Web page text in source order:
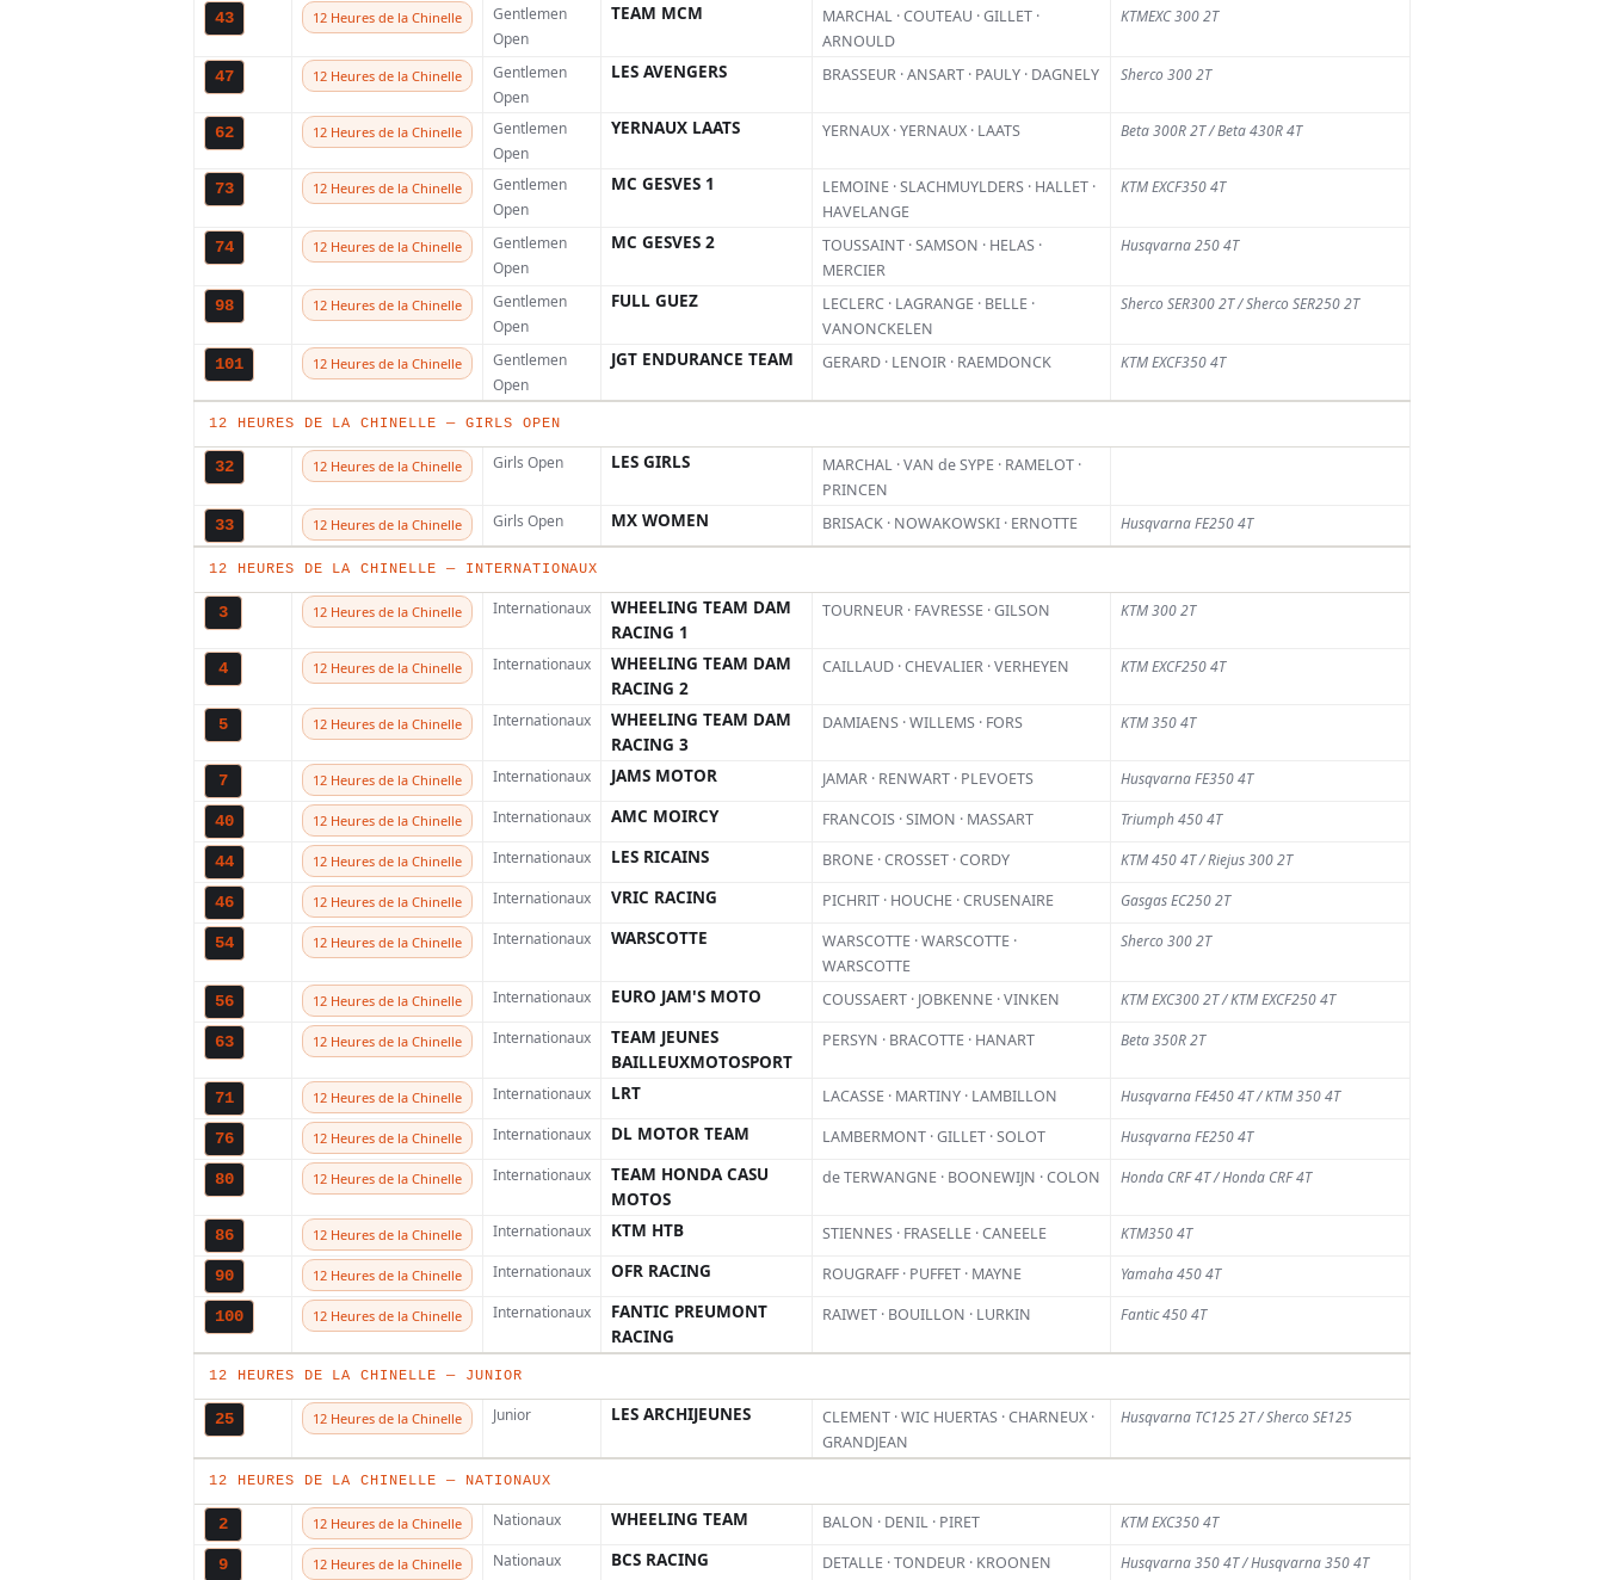
43 12 Heures de la Chinelle
Gentlemen
Open
TEAM MCM
MARCHAL · COUTEAU · GILLET ·
ARNOULD
KTMEXC 300 2T
47 12 Heures de la Chinelle
Gentlemen
Open
LES AVENGERS BRASSEUR · ANSART · PAULY · DAGNELY Sherco 300 2T
62 12 Heures de la Chinelle
Gentlemen
Open
YERNAUX LAATS YERNAUX · YERNAUX · LAATS Beta 300R 2T / Beta 430R 4T
73 12 Heures de la Chinelle
Gentlemen
Open
MC GESVES 1
LEMOINE · SLACHMUYLDERS · HALLET ·
HAVELANGE
KTM EXCF350 4T
74 12 Heures de la Chinelle
Gentlemen
Open
MC GESVES 2
TOUSSAINT · SAMSON · HELAS ·
MERCIER
Husqvarna 250 4T
98 12 Heures de la Chinelle
Gentlemen
Open
FULL GUEZ
LECLERC · LAGRANGE · BELLE ·
VANONCKELEN
Sherco SER300 2T / Sherco SER250 2T
101 12 Heures de la Chinelle
Gentlemen
Open
JGT ENDURANCE TEAM GERARD · LENOIR · RAEMDONCK KTM EXCF350 4T
12 HEURES DE LA CHINELLE — GIRLS OPEN
32 12 Heures de la Chinelle Girls Open LES GIRLS
MARCHAL · VAN de SYPE · RAMELOT ·
PRINCEN
33 12 Heures de la Chinelle Girls Open MX WOMEN BRISACK · NOWAKOWSKI · ERNOTTE Husqvarna FE250 4T
12 HEURES DE LA CHINELLE — INTERNATIONAUX
3 12 Heures de la Chinelle Internationaux
WHEELING TEAM DAM
RACING 1
TOURNEUR · FAVRESSE · GILSON KTM 300 2T
4 12 Heures de la Chinelle Internationaux
WHEELING TEAM DAM
RACING 2
CAILLAUD · CHEVALIER · VERHEYEN KTM EXCF250 4T
5 12 Heures de la Chinelle Internationaux
WHEELING TEAM DAM
RACING 3
DAMIAENS · WILLEMS · FORS KTM 350 4T
7 12 Heures de la Chinelle Internationaux JAMS MOTOR JAMAR · RENWART · PLEVOETS Husqvarna FE350 4T
40 12 Heures de la Chinelle Internationaux AMC MOIRCY FRANCOIS · SIMON · MASSART Triumph 450 4T
44 12 Heures de la Chinelle Internationaux LES RICAINS BRONE · CROSSET · CORDY KTM 450 4T / Riejus 300 2T
46 12 Heures de la Chinelle Internationaux VRIC RACING PICHRIT · HOUCHE · CRUSENAIRE Gasgas EC250 2T
54 12 Heures de la Chinelle Internationaux WARSCOTTE
WARSCOTTE · WARSCOTTE ·
WARSCOTTE
Sherco 300 2T
56 12 Heures de la Chinelle Internationaux EURO JAM'S MOTO COUSSAERT · JOBKENNE · VINKEN KTM EXC300 2T / KTM EXCF250 4T
63 12 Heures de la Chinelle Internationaux
TEAM JEUNES
BAILLEUXMOTOSPORT
PERSYN · BRACOTTE · HANART Beta 350R 2T
71 12 Heures de la Chinelle Internationaux LRT LACASSE · MARTINY · LAMBILLON Husqvarna FE450 4T / KTM 350 4T
76 12 Heures de la Chinelle Internationaux DL MOTOR TEAM LAMBERMONT · GILLET · SOLOT Husqvarna FE250 4T
80 12 Heures de la Chinelle Internationaux
TEAM HONDA CASU
MOTOS
de TERWANGNE · BOONEWIJN · COLON Honda CRF 4T / Honda CRF 4T
86 12 Heures de la Chinelle Internationaux KTM HTB STIENNES · FRASELLE · CANEELE KTM350 4T
90 12 Heures de la Chinelle Internationaux OFR RACING ROUGRAFF · PUFFET · MAYNE Yamaha 450 4T
100 12 Heures de la Chinelle Internationaux
FANTIC PREUMONT
RACING
RAIWET · BOUILLON · LURKIN Fantic 450 4T
12 HEURES DE LA CHINELLE — JUNIOR
25 12 Heures de la Chinelle Junior LES ARCHIJEUNES
CLEMENT · WIC HUERTAS · CHARNEUX ·
GRANDJEAN
Husqvarna TC125 2T / Sherco SE125
12 HEURES DE LA CHINELLE — NATIONAUX
2 12 Heures de la Chinelle Nationaux WHEELING TEAM BALON · DENIL · PIRET KTM EXC350 4T
9 12 Heures de la Chinelle Nationaux BCS RACING DETALLE · TONDEUR · KROONEN Husqvarna 350 4T / Husqvarna 350 4T
www.instagram.com/mxairtime_vollepolle
mxairtime.nl
Haaksbergerstraat 152, 7554 PB Hengelo
Pilotes engagés
TAGS ELECTRIQUE MX AIR TIME
STARK VARG
A lire également
Les
derniers
articles
La Chinelle : face à
sécurité pour
6 AOÛT 2026
Motoblouz SR
Plus de 800
pour une nouvelle
saison record du
France des Sables